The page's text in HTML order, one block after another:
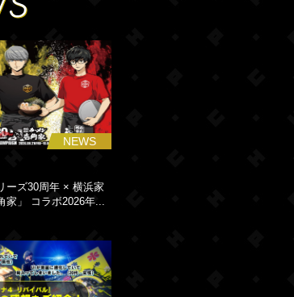
NEWS
ーズ30周年 × 横浜家
家」 コラボ2026年...